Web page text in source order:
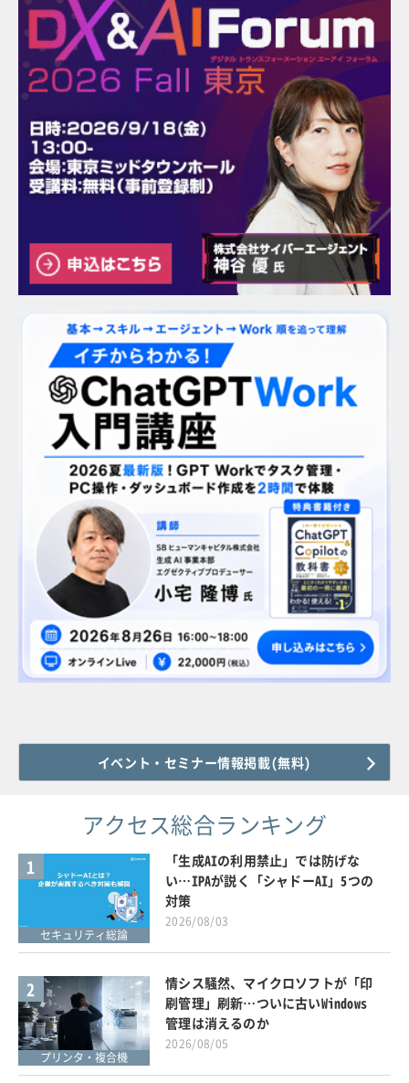
イベント・セミナー情報掲載(無料)
アクセス総合ランキング
1
セキュリティ総論
「生成AIの利用禁止」では防げな
い…IPAが説く「シャドーAI」5つの
対策
2026/08/03
2
プリンタ・複合機
情シス騒然、マイクロソフトが「印
刷管理」刷新…ついに古いWindows
管理は消えるのか
2026/08/05